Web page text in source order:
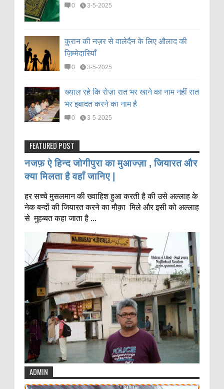
0 3-5-2025
क़ुरान की नज़र से वालेदैन के लिए औलाद की
ज़िम्मेदारियाँ
0 3-5-2025
ख्याल रहे कि रोज़ा रात भर खाने का नाम नहीं रात
भर इबादत करने का नाम है
0 3-5-2025
FEATURED POST
नजफ़ ऐ हिन्द जोगीपुरा का मुआज्ज़ा , जियारत और
क्या मिलता है वहाँ जानिए |
हर सच्चे मुसलमान की ख्वाहिश हुआ करती है की उसे अल्लाह के
नेक बन्दों की जियारत करने का मौक़ा मिले और इसी को अल्लाह
से मुहब्बत कहा जाता है ...
ADMIN